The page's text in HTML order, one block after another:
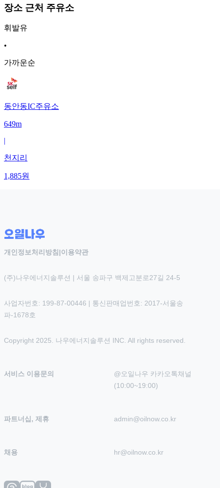
장소 근처 주유소
휘발유
•
가까운순
동안동IC주유소
649m
|
천지리
1,885원
개인정보처리방침 |이용약관
(주)나우에너지솔루션 | 서울 송파구 백제고분로27길 24-5
사업자번호: 199-87-00446 | 통신판매업번호: 2017-서울송
파-1678호
Copyright 2025. 나우에너지솔루션 INC. All rights reserved.
서비스 이용문의
@오일나우 카카오톡채널
(10:00~19:00)
파트너십, 제휴 admin@oilnow.co.kr
채용 hr@oilnow.co.kr